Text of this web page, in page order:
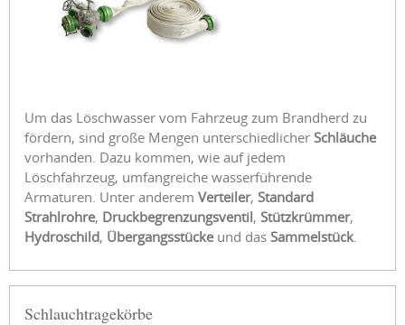
Um das Löschwasser vom Fahrzeug zum Brandherd zu
fördern, sind große Mengen unterschiedlicher Schläuche
vorhanden. Dazu kommen, wie auf jedem
Löschfahrzeug, umfangreiche wasserführende
Armaturen. Unter anderem Verteiler, Standard
Strahlrohre, Druckbegrenzungsventil, Stützkrümmer,
Hydroschild, Übergangsstückeund das Sammelstück.
Schlauchtragekörbe